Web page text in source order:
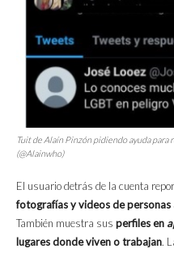
Tuit de Alaín Pinzón pidiendo ayuda
(@Alainwho)
El usuario detrás de la cuenta
fotografías y videos de
También muestra sus perfiles en
lugares donde viven o trabajan.